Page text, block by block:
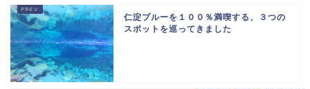
仁淀ブルーを１００％満喫する、３つの
スポットを巡ってきました